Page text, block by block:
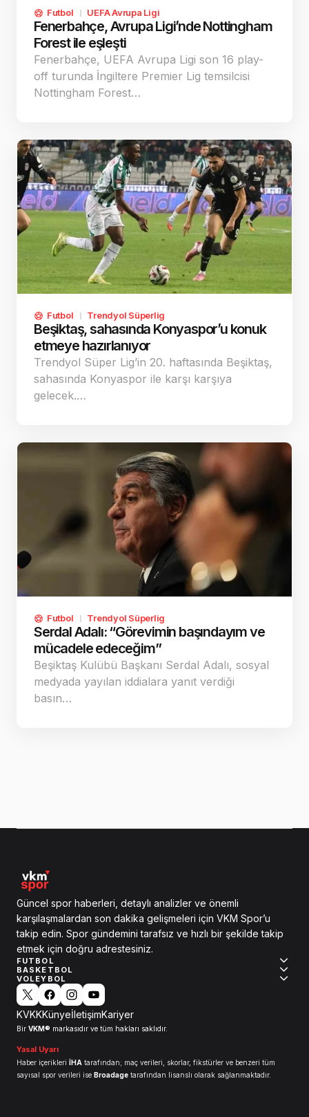
Futbol UEFA Avrupa Ligi
Fenerbahçe, Avrupa Ligi’nde Nottingham
Forest ile eşleşti
Fenerbahçe, UEFA Avrupa Ligi son 16 play-
off turunda İngiltere Premier Lig temsilcisi
Nottingham Forest…
Futbol Trendyol Süperlig
Beşiktaş, sahasında Konyaspor’u konuk
etmeye hazırlanıyor
Trendyol Süper Lig’in 20. haftasında Beşiktaş,
sahasında Konyaspor ile karşı karşıya
gelecek.…
Futbol Trendyol Süperlig
Serdal Adalı: “Görevimin başındayım ve
mücadele edeceğim”
Beşiktaş Kulübü Başkanı Serdal Adalı, sosyal
medyada yayılan iddialara yanıt verdiği
basın…
Güncel spor haberleri, detaylı analizler ve önemli
karşılaşmalardan son dakika gelişmeleri için VKM Spor’u
takip edin. Spor gündemini tarafsız ve hızlı bir şekilde takip
etmek için doğru adrestesiniz.
FUTBOL
BASKETBOL
VOLEYBOL
KVKKKünyeİletişimKariyer
Bir VKM® markasıdır ve tüm hakları saklıdır.
Yasal Uyarı
Haber içerikleri İHA tarafından; maç verileri, skorlar, fikstürler ve benzeri tüm
sayısal spor verileri ise Broadage tarafından lisanslı olarak sağlanmaktadır.